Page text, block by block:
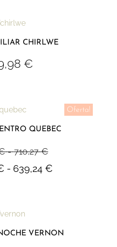
CHIRLWE
€
Oferta!
QUEBEC
- 710,27€
- 639,24 €
VERNON